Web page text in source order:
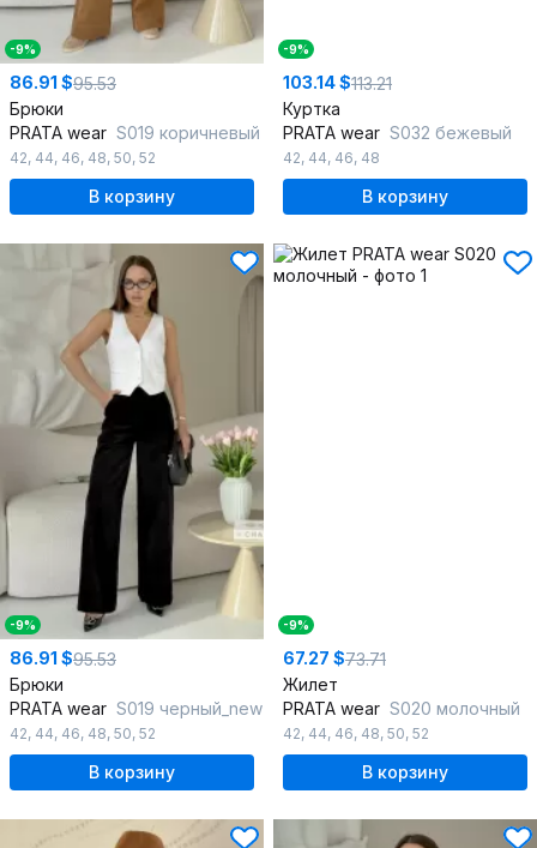
-9%
86.91 $95.53
Брюки
PRATA wear S019 коричневый
42, 44, 46, 48, 50, 52
В корзину
-9%
103.14 $113.21
Куртка
PRATA wear S032 бежевый
42, 44, 46, 48
В корзину
-9%
86.91 $95.53
Брюки
PRATA wear S019 черный_new
42, 44, 46, 48, 50, 52
В корзину
-9%
67.27 $73.71
Жилет
PRATA wear S020 молочный
42, 44, 46, 48, 50, 52
В корзину